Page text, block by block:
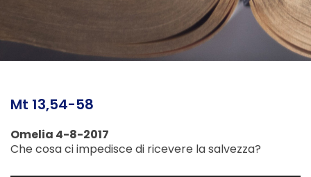
Mt 13,54-58
Omelia 4-8-2017
Che cosa ci impedisce di ricevere la salvezza?